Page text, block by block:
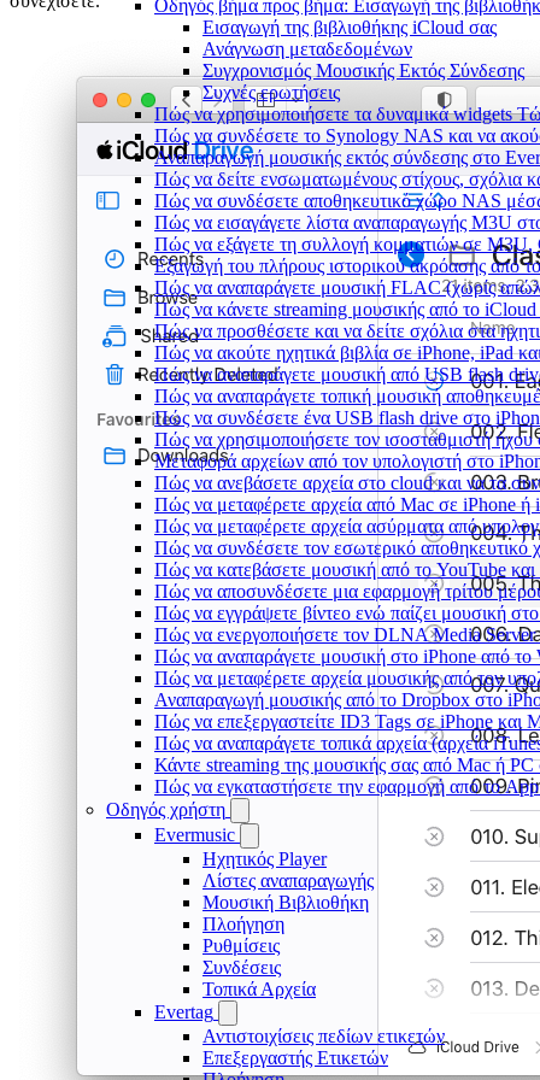
Οδηγός βήμα προς βήμα: Εισαγωγή της
Εισαγωγή της βιβλιοθήκης iCloud σας
Ανάγνωση μεταδεδομένων
Συγχρονισμός Μουσικής Εκτός Σύνδεσης
Συχνές ερωτήσεις
Πώς να χρησιμοποιήσετε τα δυναμικά widgets
Πώς να συνδέσετε το Synology NAS και να
Αναπαραγωγή μουσικής εκτός σύνδεσης στο
Πώς να δείτε ενσωματωμένους στίχους, σχόλια
Πώς να συνδέσετε αποθηκευτικό χώρο NAS
Πώς να εισαγάγετε λίστα αναπαραγωγής M3U
Πώς να εξάγετε τη συλλογή κομματιών σε
Εξαγωγή του πλήρους ιστορικού ακρόασης από
Πώς να αναπαράγετε μουσική FLAC (χωρίς
Πώς να κάνετε streaming μουσικής από το
Πώς να προσθέσετε και να δείτε σχόλια στα
Πώς να ακούτε ηχητικά βιβλία σε iPhone, iPad
Πώς να αναπαράγετε μουσική από USB flash
Πώς να αναπαράγετε τοπική μουσική
Πώς να συνδέσετε ένα USB flash drive στο iPhone
Πώς να χρησιμοποιήσετε τον ισοσταθμιστή
Μεταφορά αρχείων από τον υπολογιστή στο
Πώς να ανεβάσετε αρχεία στο cloud και να τα
Πώς να μεταφέρετε αρχεία από Mac σε iPhone ή
Πώς να μεταφέρετε αρχεία ασύρματα από
Πώς να συνδέσετε τον εσωτερικό
Πώς να κατεβάσετε μουσική από το YouTube
Πώς να αποσυνδέσετε μια εφαρμογή τρίτου
Πώς να εγγράψετε βίντεο ενώ παίζει μουσική
Πώς να ενεργοποιήσετε τον DLNA Media
Πώς να αναπαράγετε μουσική στο iPhone από
Πώς να μεταφέρετε αρχεία μουσικής από τον
Αναπαραγωγή μουσικής από το Dropbox στο
Πώς να επεξεργαστείτε ID3 Tags σε iPhone και
Πώς να αναπαράγετε τοπικά αρχεία (αρχεία
Κάντε streaming της μουσικής σας από Mac ή
Πώς να εγκαταστήσετε την εφαρμογή από το
Οδηγός χρήστη
Evermusic
Ηχητικός Player
Λίστες αναπαραγωγής
Μουσική Βιβλιοθήκη
Πλοήγηση
Ρυθμίσεις
Συνδέσεις
Τοπικά Αρχεία
Evertag
Αντιστοιχίσεις πεδίων ετικετών
Επεξεργαστής Ετικετών